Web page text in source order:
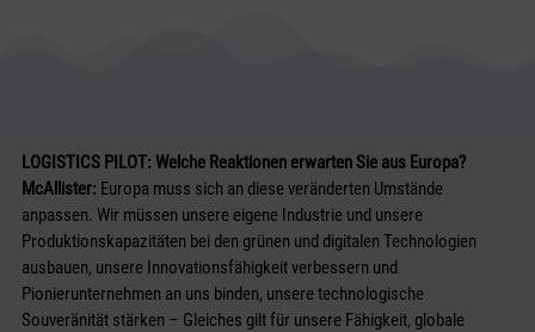
LOGISTICS PILOT: Welche Reaktionen erwarten Sie aus Europa?
McAllister: Europa muss sich an diese veränderten Umstände
anpassen. Wir müssen unsere eigene Industrie und unsere
Produktionskapazitäten bei den grünen und digitalen Technologien
ausbauen, unsere Innovationsfähigkeit verbessern und
Pionierunternehmen an uns binden, unsere technologische
Souveränität stärken – Gleiches gilt für unsere Fähigkeit, globale